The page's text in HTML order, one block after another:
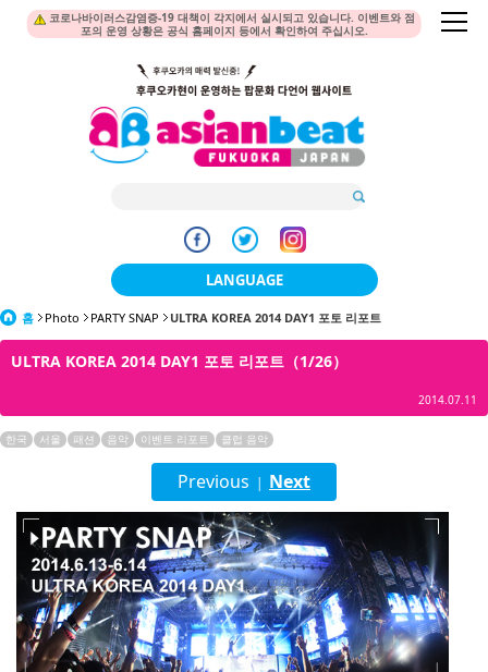
코로나바이러스감염증-19 대책이 각지에서 실시되고 있습니다. 이벤트와 점
포의 운영 상황은 공식 홈페이지 등에서 확인하여 주십시오.
LANGUAGE
日本語
한국어
繁體中文
English
ภาษาไทย
tiéng Viêt
Bahasa Indonesia
홈 Photo PARTY SNAP ULTRA KOREA 2014 DAY1 포토 리포트
ULTRA KOREA 2014 DAY1 포토 리포트（1/26）
2014.07.11
한국 서울 패션 음악 이벤트 리포트 클럽 음악
Previous | Next